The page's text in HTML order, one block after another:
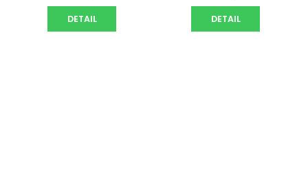
DETAIL DETAIL